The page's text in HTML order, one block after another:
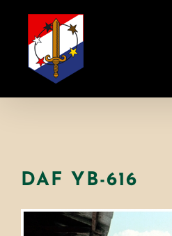
inhoud
DAF YB-616